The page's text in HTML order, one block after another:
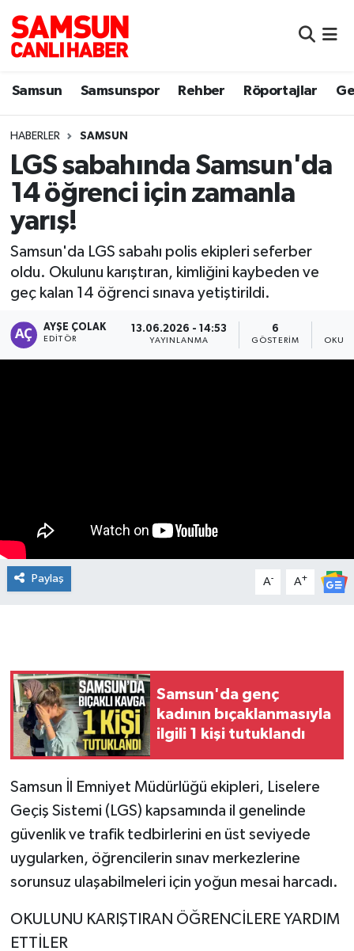
Samsun Samsunspor Rehber Röportajlar
HABERLER SAMSUN
LGS sabahında Samsun'da
14 öğrenci için zamanla
yarış!
Samsun'da LGS sabahı polis ekipleri seferber
oldu. Okulunu karıştıran, kimliğini kaybeden ve
geç kalan 14 öğrenci sınava yetiştirildi.
AYŞE ÇOLAK
EDITÖR
13.06.2026 - 14:53
YAYINLANMA
6
GÖSTERIM
Paylaş A- A+
Samsun'da genç
kadının bıçaklanmasıyla
ilgili 1 kişi tutuklandı
Samsun İl Emniyet Müdürlüğü ekipleri, Liselere
Geçiş Sistemi (LGS) kapsamında il genelinde
güvenlik ve trafik tedbirlerini en üst seviyede
uygularken, öğrencilerin sınav merkezlerine
sorunsuz ulaşabilmeleri için yoğun mesai harcadı.
OKULUNU KARIŞTIRAN ÖĞRENCİLERE YARDIM
ETTİLER
Samsun
Sokak Röportajları
Genel
Dünya
Sağlık
Yemek
Samsun Nöbetçi Eczaneler
Samsun Hava Durumu
Samsun Namaz Vakitleri
Samsun Trafik Yoğunluk Haritası
Süper Lig Puan Durumu ve Fikstür
Son Dakika Haberleri
Haber Arşivi